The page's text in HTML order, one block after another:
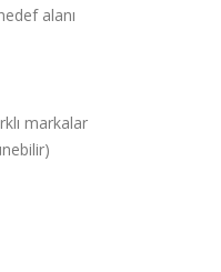
alanı
markalar